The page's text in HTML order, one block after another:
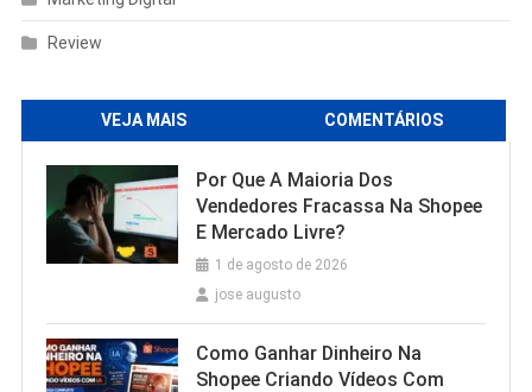
Review
VEJA MAIS COMENTÁRIOS
Por Que A Maioria Dos
Vendedores Fracassa Na Shopee
E Mercado Livre?
1 de agosto de 2026
jose augusto
Como Ganhar Dinheiro Na
Shopee Criando Vídeos Com